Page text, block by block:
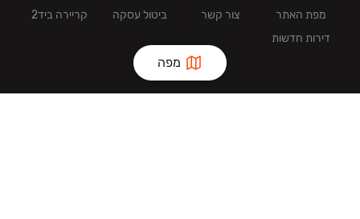
מפת האתר
צור קשר ביטול עסקה
קריירה ביד2
דירות חדשות
מפה